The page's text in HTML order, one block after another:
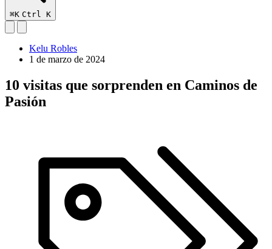
⌘K Ctrl K
Kelu Robles
1 de marzo de 2024
10 visitas que sorprenden en Caminos de
Pasión